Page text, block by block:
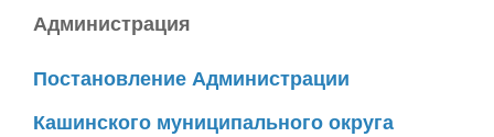
Администрация
Постановление Администрации
Кашинского муниципального округа